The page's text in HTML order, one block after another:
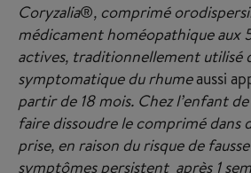
Coryzalia®, comprimé
médicament homéopathique aux
actives, traditionnellement utilisé
symptomatique du rhumeaussi
partir de 18 mois. Chez l’enfant
faire dissoudre le comprimé dans
prise, en raison du risque de
symptômes persistent après 1